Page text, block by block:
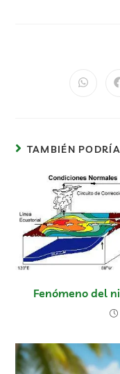
TAMBIÉN
Fenómeno del